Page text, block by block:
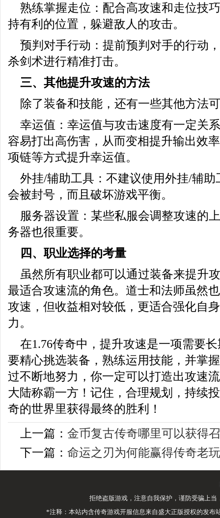
熟练掌握走位：配合高攻速和走位技
持有利的位置，躲避敌人的攻击。
预判对手行动：提前预判对手的行动
杀剑术进行精准打击。
三、其他提升攻速的方法
除了装备和技能，还有一些其他方法
幸运值：幸运值与攻击速度有一定关
容易打出高伤害，从而变相提升输出效
项链等方式提升幸运值。
外挂/辅助工具：不建议使用外挂/辅
会被封号，而且破坏游戏平衡。
服务器设置：某些私服会调整攻速的
务器也很重要。
四、职业选择的考量
虽然所有职业都可以通过装备来提升
最适合攻速流的角色。道士和法师虽然
攻速，但收益相对较低，更适合强化自
力。
在1.76传奇中，提升攻速是一项需要
要精心挑选装备，熟练运用技能，并掌
过不断地努力，你一定可以打造出攻速
大陆称霸一方！记住，合理规划，持续
奇的世界里获得最终的胜利！
上一篇： 金币复古传奇哪里可以获得
下一篇： 命运之刃为何能赢得传奇老
拒绝盗版游戏，注意自我保护，谨防受骗上
*注释：本站内含传奇游戏开服信息来自盛大正版授权的发